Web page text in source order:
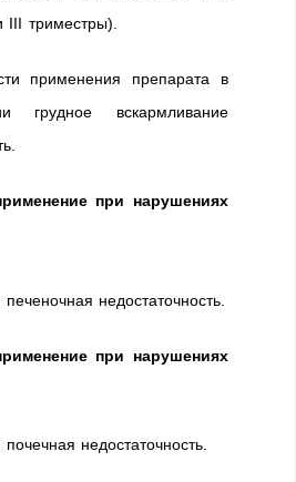
триместры).
применения препарата в
грудное вскармливание
при нарушениях
недостаточность.
при нарушениях
недостаточность.